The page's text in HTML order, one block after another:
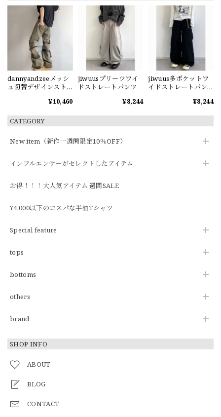
CATEGORY
New item（新作一週間限定10％OFF）
インフルエンサーがセレクトしたアイテム
お得！！！大人気アイテム 週間SALE
¥4,000以下のコスパな半袖Tシャツ
Special feature
tops
bottoms
others
brand
SHOP INFO
ABOUT
BLOG
CONTACT
dannyandzeeメッシ
ュ切替デザインスト
¥10,460
jiwuusプリーツワイ
ドストレートパンツ
¥8,244
jiwuus多ポケットワ
イドストレートパン
¥8,244